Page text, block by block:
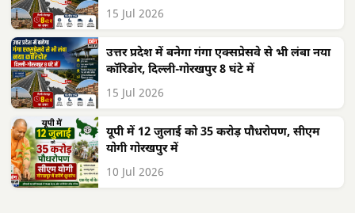
15 Jul 2026
उत्तर प्रदेश में बनेगा गंगा एक्सप्रेसवे से भी लंबा नया
कॉरिडोर, दिल्ली-गोरखपुर 8 घंटे में
15 Jul 2026
यूपी में 12 जुलाई को 35 करोड़ पौधरोपण, सीएम
योगी गोरखपुर में
10 Jul 2026